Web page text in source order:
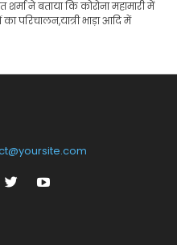
ने बताया कि कोरोना महामारी में
परिचालन,यात्री भाड़ा आदि में